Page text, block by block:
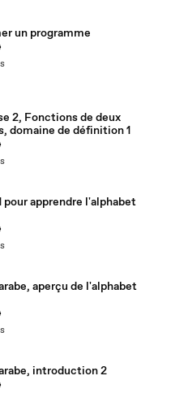
un programme
2, Fonctions de deux
domaine de définition 1
pour apprendre l'alphabet
aperçu de l'alphabet
introduction 2